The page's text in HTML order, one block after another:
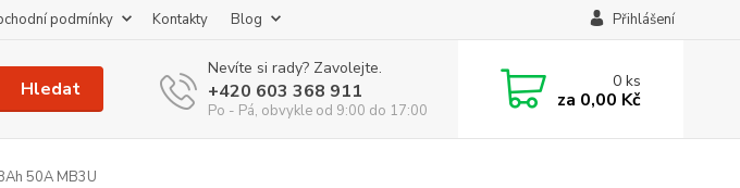
podmínky Kontakty Blog Přihlášení
Hledat
Nevíte si rady? Zavolejte.
+420 603 368 911
Po - Pá, obvykle od 9:00 do 17:00
0ks
za 0,00 Kč
50A MB3U